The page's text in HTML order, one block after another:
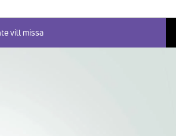
vill missa